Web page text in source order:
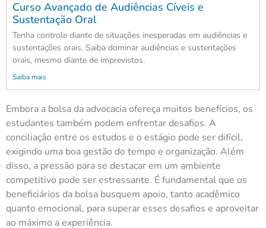
Curso Avançado de Audiências Cíveis e
Sustentação Oral
Tenha controle diante de situações inesperadas em audiências e
sustentações orais. Saiba dominar audiências e sustentações
orais, mesmo diante de imprevistos.
Saiba mais
Embora a bolsa da advocacia ofereça muitos benefícios, os
estudantes também podem enfrentar desafios. A
conciliação entre os estudos e o estágio pode ser difícil,
exigindo uma boa gestão do tempo e organização. Além
disso, a pressão para se destacar em um ambiente
competitivo pode ser estressante. É fundamental que os
beneficiários da bolsa busquem apoio, tanto acadêmico
quanto emocional, para superar esses desafios e aproveitar
ao máximo a experiência.